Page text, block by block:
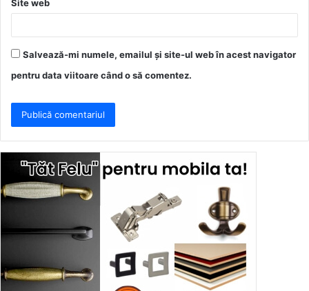
Site web
Salvează-mi numele, emailul și site-ul web în acest navigator
pentru data viitoare când o să comentez.